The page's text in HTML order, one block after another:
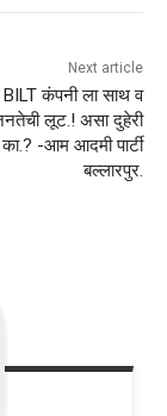
Next article
कंपनी ला साथ व
लूट.! असा दुहेरी
का.? -आम आदमी पार्टी
बल्लारपुर.